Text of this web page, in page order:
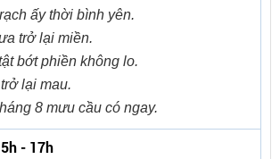
ấy thời bình yên.
trở lại miền.
bớt phiền không lo.
lại mau.
8 mưu cầu có ngay.
- 17h